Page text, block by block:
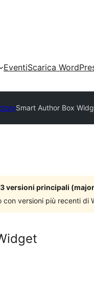
EventiScarica
Smart Author Box
versioni principali
versioni più recenti di